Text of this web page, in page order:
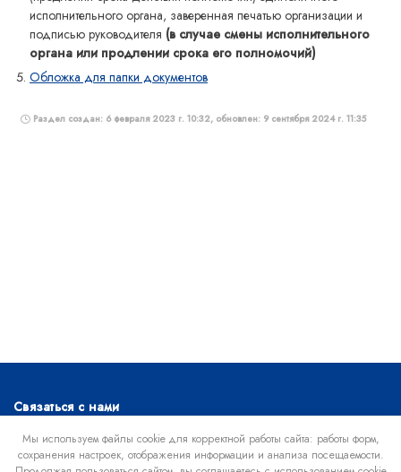
исполнительного органа, заверенная печатью организации и
подписью руководителя (в случае смены исполнительного
органа или продлении срока его полномочий)
Обложка для папки документов
Раздел создан: 6 февраля 2023 г. 10:32, обновлен: 9 сентября 2024 г. 11:35
Связаться с нами
Офисный телефон :+7 (918) 630-02-95
По вопросам вступления :
+7 (861) 207-16-69
Мы используем файлы cookie для корректной работы сайта: работы форм,
сохранения настроек, отображения информации и анализа посещаемости.